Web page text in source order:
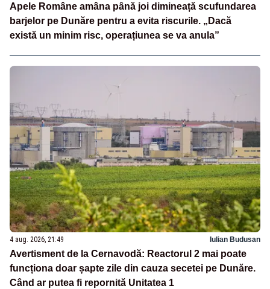
Apele Române amâna până joi dimineață scufundarea
barjelor pe Dunăre pentru a evita riscurile. „Dacă
există un minim risc, operațiunea se va anula”
4 aug. 2026, 21:49 Iulian Budusan
Avertisment de la Cernavodă: Reactorul 2 mai poate
funcționa doar șapte zile din cauza secetei pe Dunăre.
Când ar putea fi repornită Unitatea 1